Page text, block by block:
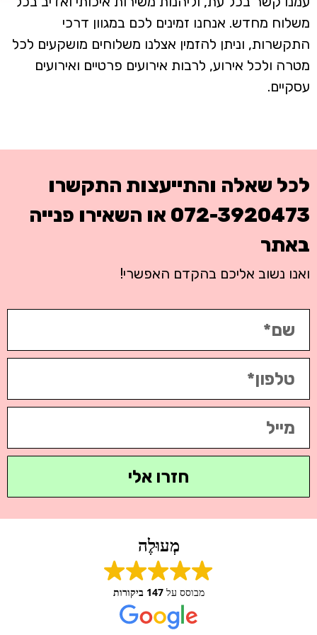
משלוח מחדש. אנחנו זמינים לכם במגוון דרכי
התקשרות, וניתן להזמין אצלנו משלוחים מושקעים לכל
מטרה ולכל אירוע, לרבות אירועים פרטיים ואירועים
עסקיים.
לכל שאלה והתייעצות התקשרו
072-3920473 או השאירו פנייה
באתר
ואנו נשוב אליכם בהקדם האפשרי!
חזרו אלי
מְעוּלֶה
מבוסס על147 ביקורות